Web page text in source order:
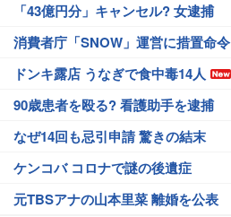
「43億円分」キャンセル? 女逮捕
消費者庁「SNOW」運営に措置命令
ドンキ露店 うなぎで食中毒14人
90歳患者を殴る? 看護助手を逮捕
なぜ14回も忌引申請 驚きの結末
ケンコバ コロナで謎の後遺症
元TBSアナの山本里菜 離婚を公表